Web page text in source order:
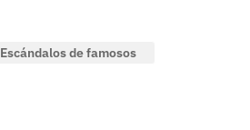
Escándalos de famosos